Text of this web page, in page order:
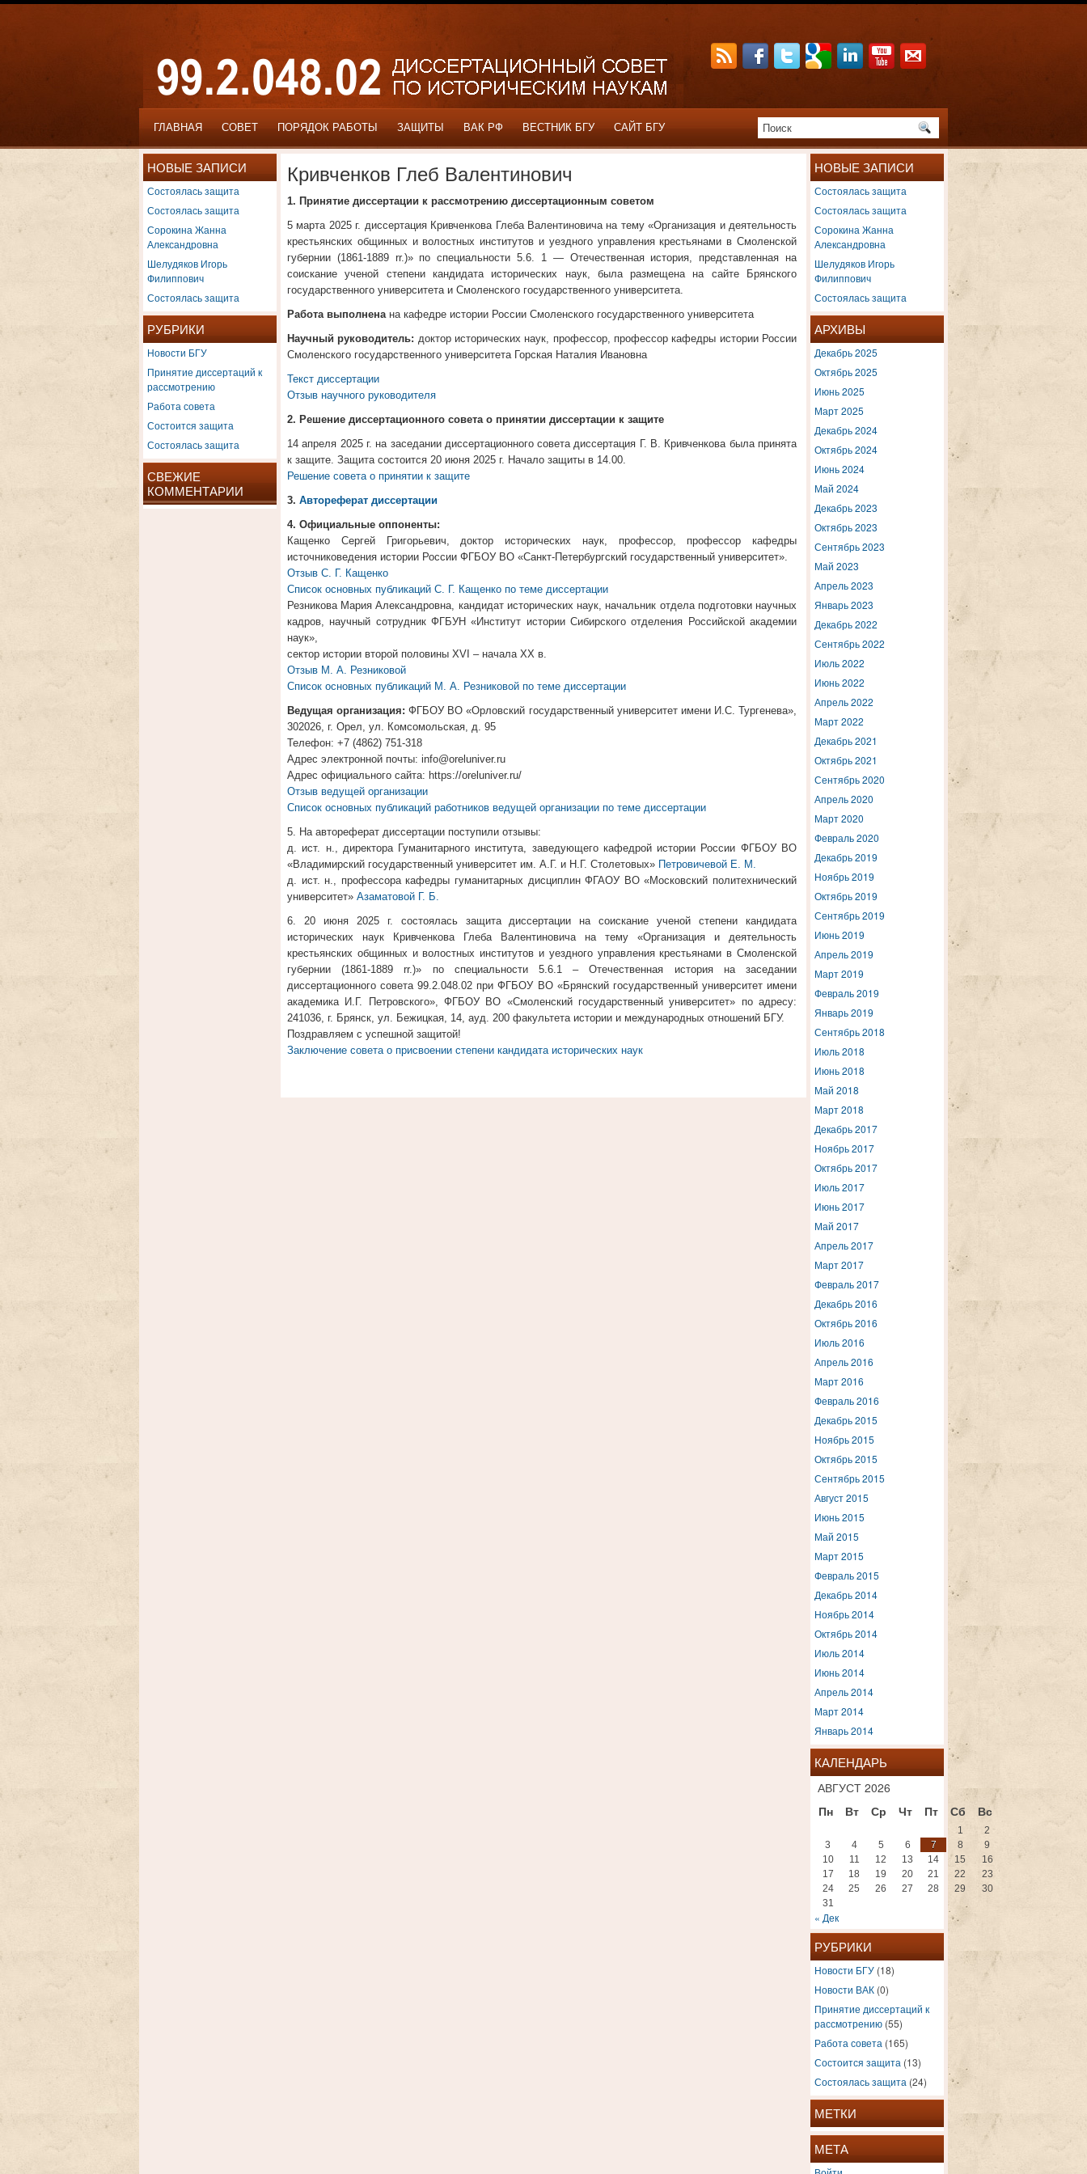
ГЛАВНАЯ СОВЕТ ПОРЯДОК РАБОТЫ ЗАЩИТЫ ВАК РФ ВЕСТНИК БГУ САЙТ БГУ
НОВЫЕ ЗАПИСИ
Состоялась защита
Состоялась защита
Сорокина Жанна
Александровна
Шелудяков Игорь
Филиппович
Состоялась защита
РУБРИКИ
Новости БГУ
Принятие диссертаций к
рассмотрению
Работа совета
Состоится защита
Состоялась защита
СВЕЖИЕ
КОММЕНТАРИИ
Кривченков Глеб Валентинович
1. Принятие диссертации к рассмотрению диссертационным советом
5 марта 2025 г. диссертация Кривченкова Глеба Валентиновича на тему «Организация и деятельность
крестьянских общинных и волостных институтов и уездного управления крестьянами в Смоленской
губернии (1861-1889 rr.)» по специальности 5.6. 1 — Отечественная история, представленная на
соискание ученой степени кандидата исторических наук, была размещена на сайте Брянского
государственного университета и Смоленского государственного университета.
Работа выполненана кафедре истории России Смоленского государственного университета
Научный руководитель: доктор исторических наук, профессор, профессор кафедры истории России
Смоленского государственного университета Горская Наталия Ивановна
Текст диссертации
Отзыв научного руководителя
2. Решение диссертационного совета о принятии диссертации к защите
14 апреля 2025 г. на заседании диссертационного совета диссертация Г. В. Кривченкова была принята
к защите. Защита состоится 20 июня 2025 г. Начало защиты в 14.00.
Решение совета о принятии к защите
3. Автореферат диссертации
4. Официальные оппоненты:
Кащенко Сергей Григорьевич, доктор исторических наук, профессор, профессор кафедры
источниковедения истории России ФГБОУ ВО «Санкт-Петербургский государственный университет».
Отзыв С. Г. Кащенко
Список основных публикаций С. Г. Кащенко по теме диссертации
Резникова Мария Александровна, кандидат исторических наук, начальник отдела подготовки научных
кадров, научный сотрудник ФГБУН «Институт истории Сибирского отделения Российской академии
наук»,
сектор истории второй половины XVI – начала XX в.
Отзыв М. А. Резниковой
Список основных публикаций М. А. Резниковой по теме диссертации
Ведущая организация: ФГБОУ ВО «Орловский государственный университет имени И.С. Тургенева»,
302026, г. Орел, ул. Комсомольская, д. 95
Телефон: +7 (4862) 751-318
Адрес электронной почты: info@oreluniver.ru
Адрес официального сайта: https://oreluniver.ru/
Отзыв ведущей организации
Список основных публикаций работников ведущей организации по теме диссертации
5. На автореферат диссертации поступили отзывы:
д. ист. н., директора Гуманитарного института, заведующего кафедрой истории России ФГБОУ ВО
«Владимирский государственный университет им. А.Г. и Н.Г. Столетовых» Петровичевой Е. М.
д. ист. н., профессора кафедры гуманитарных дисциплин ФГАОУ ВО «Московский политехнический
университет» Азаматовой Г. Б.
6. 20 июня 2025 г. состоялась защита диссертации на соискание ученой степени кандидата
исторических наук Кривченкова Глеба Валентиновича на тему «Организация и деятельность
крестьянских общинных и волостных институтов и уездного управления крестьянами в Смоленской
губернии (1861-1889 rr.)» по специальности 5.6.1 – Отечественная история на заседании
диссертационного совета 99.2.048.02 при ФГБОУ ВО «Брянский государственный университет имени
академика И.Г. Петровского», ФГБОУ ВО «Смоленский государственный университет» по адресу:
241036, г. Брянск, ул. Бежицкая, 14, ауд. 200 факультета истории и международных отношений БГУ.
Поздравляем с успешной защитой!
Заключение совета о присвоении степени кандидата исторических наук
НОВЫЕ ЗАПИСИ
Состоялась защита
Состоялась защита
Сорокина Жанна
Александровна
Шелудяков Игорь
Филиппович
Состоялась защита
АРХИВЫ
Декабрь 2025
Октябрь 2025
Июнь 2025
Март 2025
Декабрь 2024
Октябрь 2024
Июнь 2024
Май 2024
Декабрь 2023
Октябрь 2023
Сентябрь 2023
Май 2023
Апрель 2023
Январь 2023
Декабрь 2022
Сентябрь 2022
Июль 2022
Июнь 2022
Апрель 2022
Март 2022
Декабрь 2021
Октябрь 2021
Сентябрь 2020
Апрель 2020
Март 2020
Февраль 2020
Декабрь 2019
Ноябрь 2019
Октябрь 2019
Сентябрь 2019
Июнь 2019
Апрель 2019
Март 2019
Февраль 2019
Январь 2019
Сентябрь 2018
Июль 2018
Июнь 2018
Май 2018
Март 2018
Декабрь 2017
Ноябрь 2017
Октябрь 2017
Июль 2017
Июнь 2017
Май 2017
Апрель 2017
Март 2017
Февраль 2017
Декабрь 2016
Октябрь 2016
Июль 2016
Апрель 2016
Март 2016
Февраль 2016
Декабрь 2015
Ноябрь 2015
Октябрь 2015
Сентябрь 2015
Август 2015
Июнь 2015
Май 2015
Март 2015
Февраль 2015
Декабрь 2014
Ноябрь 2014
Октябрь 2014
Июль 2014
Июнь 2014
Апрель 2014
Март 2014
Январь 2014
КАЛЕНДАРЬ
АВГУСТ 2026
Пн
Вт Ср Чт Пт Сб Вс
1
2
3
4 5 6 7 8
9
10
11 12 13 14 15
16
17
18 19 20 21 22
23
24
25 26 27 28 29
30
31
« Дек
РУБРИКИ
Новости БГУ (18)
Новости ВАК (0)
Принятие диссертаций к
рассмотрению (55)
Работа совета (165)
Состоится защита (13)
Состоялась защита (24)
МЕТКИ
МЕТА